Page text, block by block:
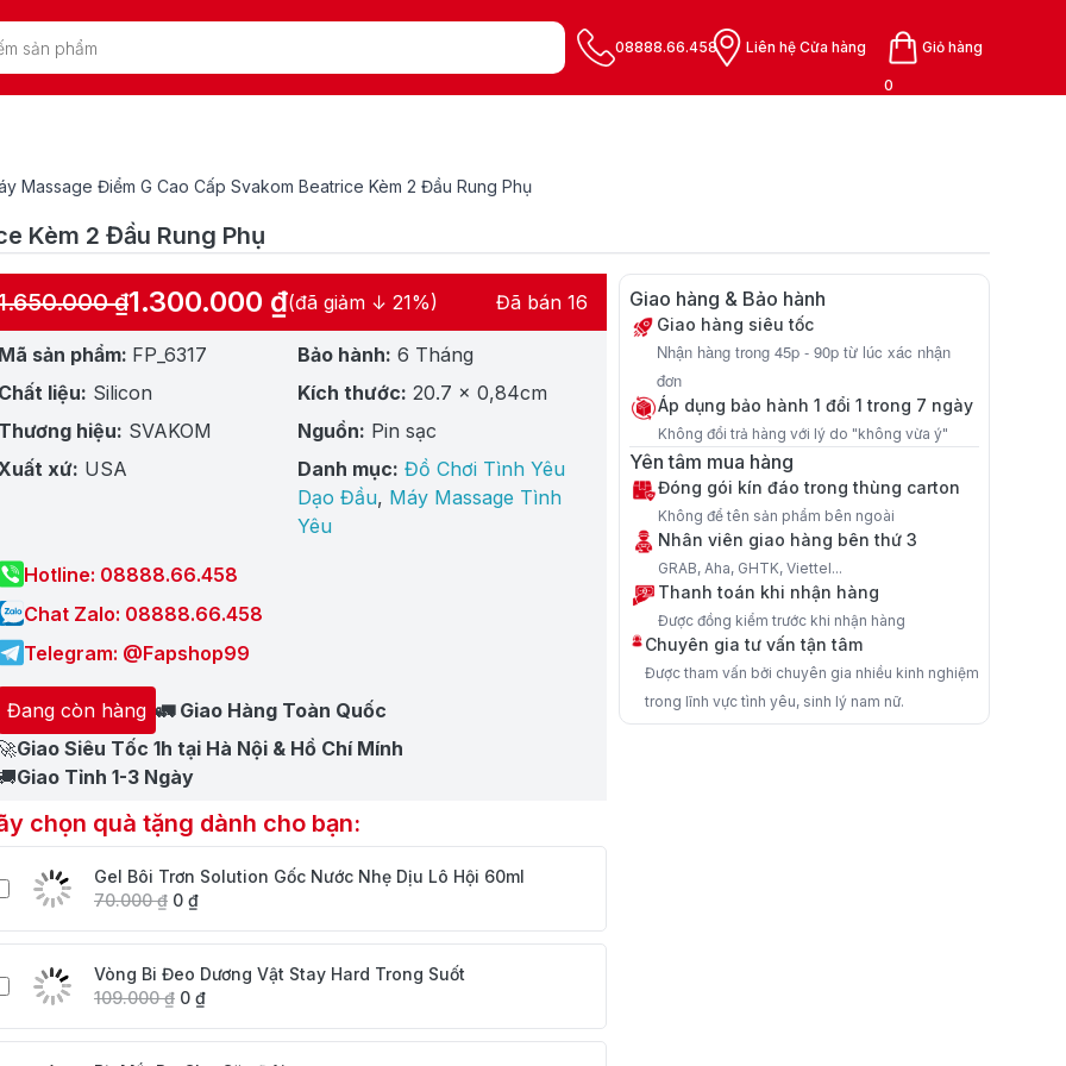
08888.66.458 Liên hệ Cửa hàng
0
Giỏ hàng
Massage Điểm G Cao Cấp Svakom Beatrice Kèm 2 Đầu Rung Phụ
Kèm 2 Đầu Rung Phụ
₫
₫.
1.300.000 ₫
₫.
(đã giảm ↓ 21%) Đã bán 16
sản phẩm: FP_6317 Bảo hành: 6 Tháng
liệu: Silicon Kích thước: 20.7 x 0,84cm
hiệu: SVAKOM Nguồn: Pin sạc
xứ: USA Danh mục: Đồ Chơi Tình Yêu
Dạo Đầu, Máy Massage Tình
Yêu
Hotline: 08888.66.458
Chat Zalo: 08888.66.458
Telegram: @Fapshop99
Đang còn hàng 🚛 Giao Hàng Toàn Quốc
Giao Siêu Tốc 1h tại Hà Nội & Hồ Chí Mính
Giao Tỉnh 1-3 Ngày
chọn quà tặng dành cho bạn:
Gel Bôi Trơn Solution Gốc Nước Nhẹ Dịu Lô Hội 60ml
70.000₫ 0 ₫
Vòng Bi Đeo Dương Vật Stay Hard Trong Suốt
109.000₫ 0 ₫
Giao hàng & Bảo hành
Giao hàng siêu tốc
Nhận hàng trong 45p - 90p từ lúc xác nhận
đơn
Áp dụng bảo hành 1 đổi 1 trong 7 ngày
Không đổi trả hàng với lý do "không vừa ý"
Yên tâm mua hàng
Đóng gói kín đáo trong thùng carton
Không để tên sản phẩm bên ngoài
Nhân viên giao hàng bên thứ 3
GRAB, Aha, GHTK, Viettel...
Thanh toán khi nhận hàng
Được đồng kiểm trước khi nhận hàng
Chuyên gia tư vấn tận tâm
Được tham vấn bởi chuyên gia nhiều kinh nghiệm
trong lĩnh vực tình yêu, sinh lý nam nữ.